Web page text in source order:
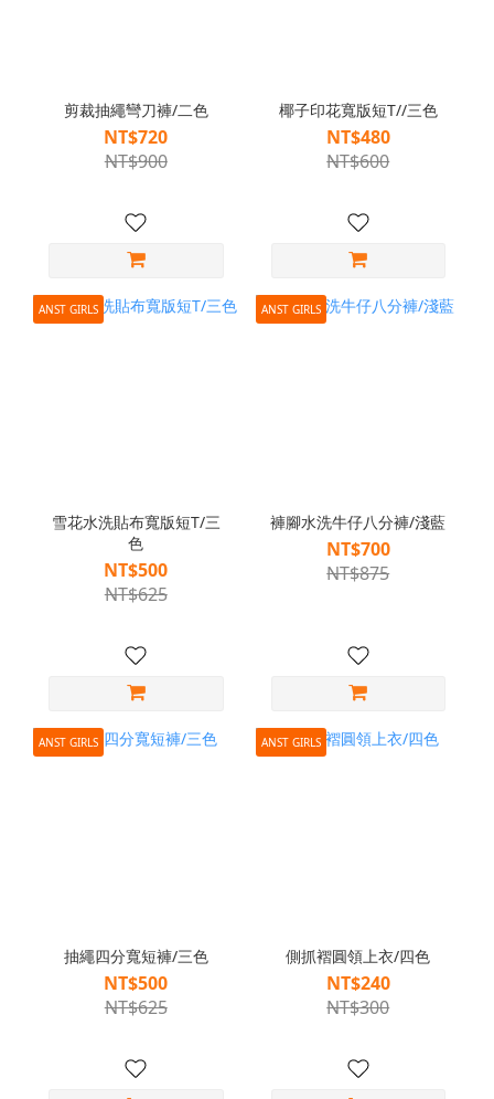
剪裁抽繩彎刀褲/二色
NT$720
NT$900
椰子印花寬版短T//三色
NT$480
NT$600
ANST GIRLS
雪花水洗貼布寬版短T/三
色
NT$500
NT$625
ANST GIRLS
褲腳水洗牛仔八分褲/淺藍
NT$700
NT$875
ANST GIRLS
抽繩四分寬短褲/三色
NT$500
NT$625
ANST GIRLS
側抓褶圓領上衣/四色
NT$240
NT$300